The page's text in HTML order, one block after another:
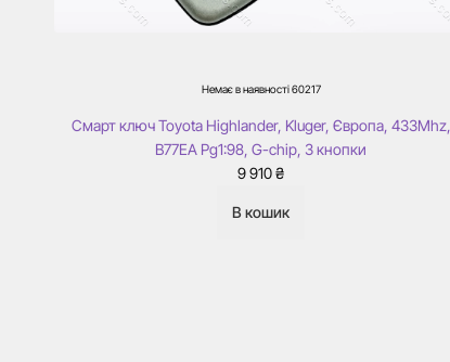
Немає в наявності60217
Смарт ключ Toyota Highlander, Kluger, Європа, 433Mhz,
B77EA Pg1:98, G-chip, 3 кнопки
9 910₴
В кошик